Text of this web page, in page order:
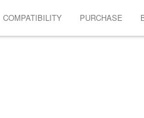
COMPATIBILITY PURCHASE